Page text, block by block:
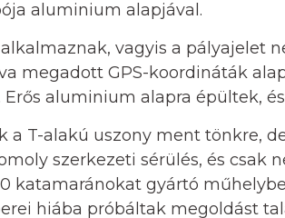
aluminium alapjával.
vagyis a pályajelet
megadott GPS-koordináták
aluminium alapra épültek,
a T-alakú uszony ment tönkre,
szerkezeti sérülés, és csak
katamaránokat gyártó
hiába próbáltak megoldást